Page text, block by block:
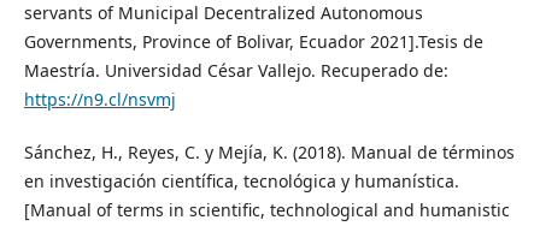
servants of Municipal Decentralized Autonomous
Governments, Province of Bolivar, Ecuador 2021].Tesis de
Maestría. Universidad César Vallejo. Recuperado de:
https://n9.cl/nsvmj
Sánchez, H., Reyes, C. y Mejía, K. (2018). Manual de términos
en investigación científica, tecnológica y humanística.
[Manual of terms in scientific, technological and humanistic